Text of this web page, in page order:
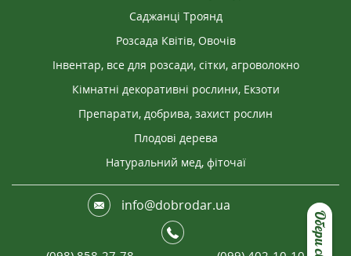
Саджанці Троянд
Розсада Квітів, Овочів
Інвентар, все для розсади, сітки, агроволокно
Кімнатні декоративні рослини, Екзоти
Препарати, добрива, захист рослин
Плодові дерева
Натуральний мед, фіточаї
info@dobrodar.ua